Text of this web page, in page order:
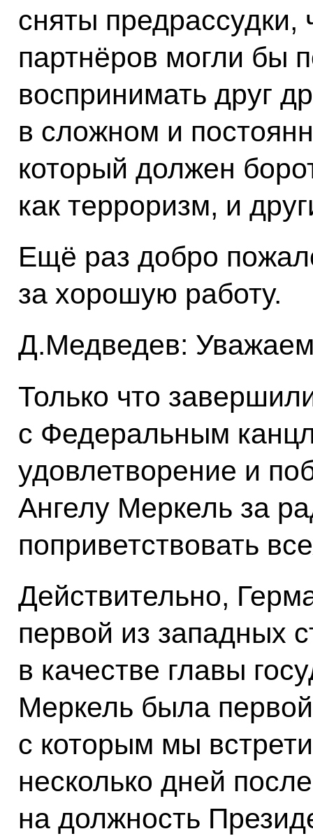
сняты
партнёров могли бы
воспринимать друг
в сложном и
который должен
как терроризм, и
Ещё раз добро
за хорошую работу.
Д.Медведев:
Только что
с Федеральным
удовлетворение и
Ангелу Меркель за
поприветствовать
Действительно,
первой из западных
в качестве главы
Меркель была
с которым мы
несколько дней
на должность